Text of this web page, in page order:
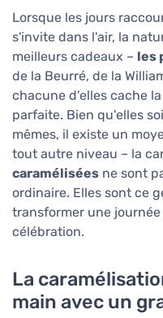
Lorsque les jours
s'invite dans l'air, la
meilleurs cadeaux – les
de la Beurré, de la
chacune d'elles cache
parfaite. Bien qu'elles
mêmes, il existe un
tout autre niveau – la
caramélisées ne sont
ordinaire. Elles sont ce
transformer une
célébration.
La
main avec un